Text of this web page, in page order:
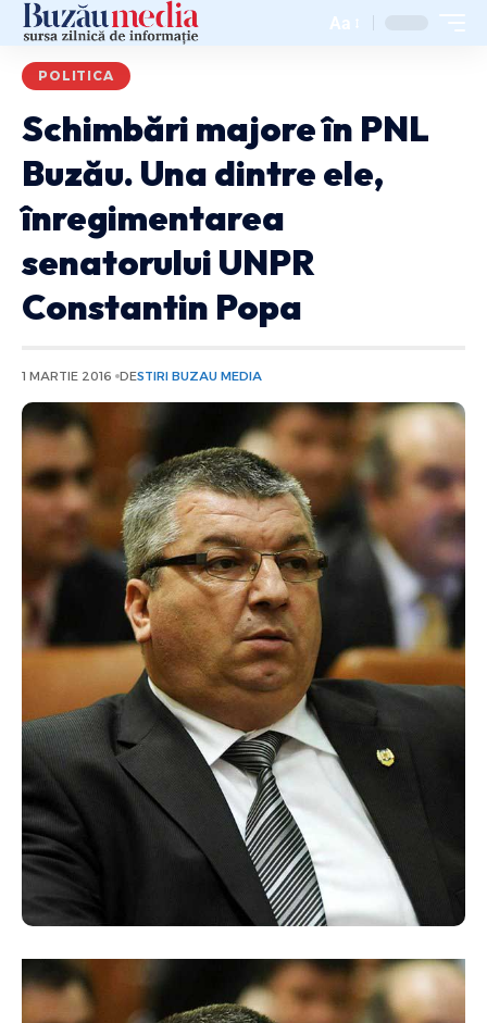
Aa
POLITICA
Schimbări majore în PNL
Buzău. Una dintre ele,
înregimentarea
senatorului UNPR
Constantin Popa
1 MARTIE 2016 DESTIRI BUZAU MEDIA